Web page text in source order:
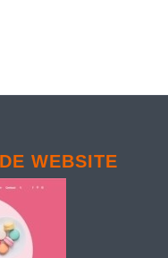
WEBSITE